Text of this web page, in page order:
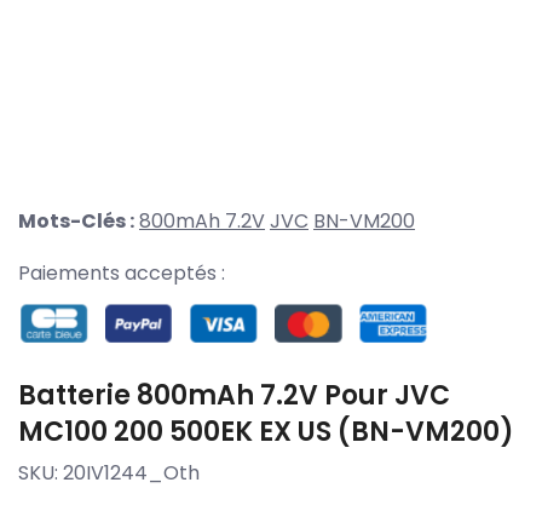
Mots-Clés :800mAh 7.2VJVC BN-VM200
Paiements acceptés :
Batterie 800mAh 7.2V Pour JVC
MC100 200 500EK EX US (BN-VM200)
SKU: 20IV1244_Oth